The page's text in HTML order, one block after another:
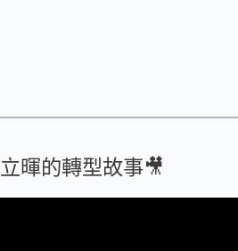
立暉的轉型故事🎥